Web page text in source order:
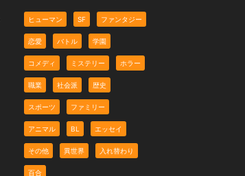
ヒューマン SF ファンタジー
恋愛 バトル 学園
コメディ ミステリー ホラー
職業 社会派 歴史
スポーツ ファミリー
アニマル BL エッセイ
その他 異世界 入れ替わり
百合